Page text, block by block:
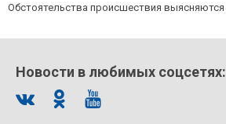
Обстоятельства происшествия выясняются
Новости в любимых соцсетях: